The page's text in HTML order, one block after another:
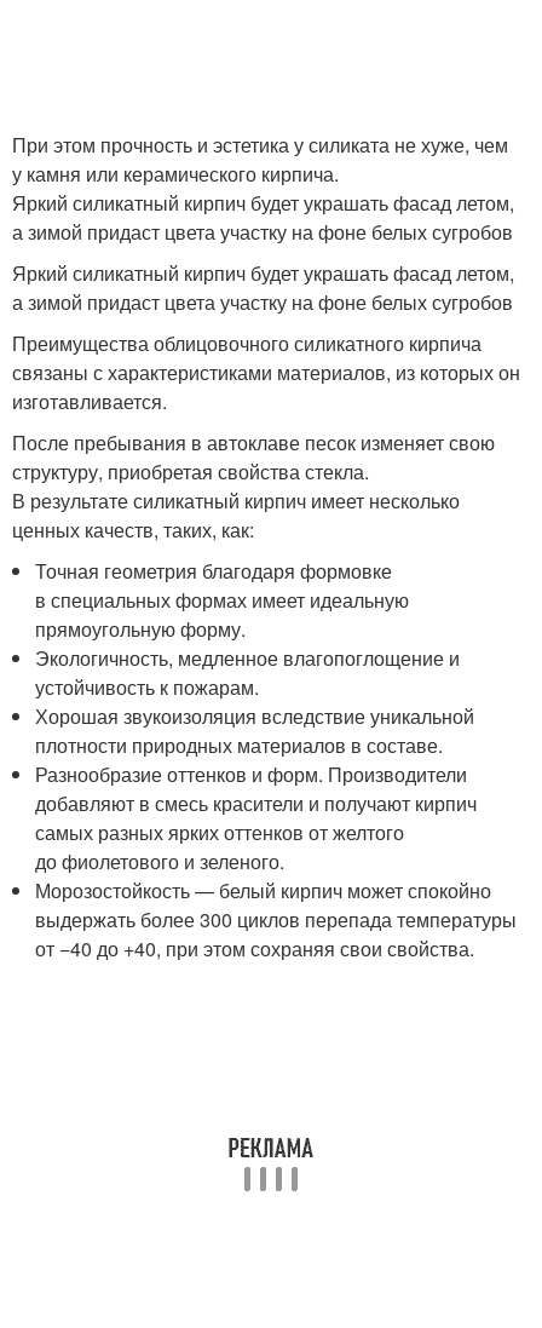
При этом прочность и эстетика у силиката не хуже, чем
у камня или керамического кирпича.
Яркий силикатный кирпич будет украшать фасад летом,
а зимой придаст цвета участку на фоне белых сугробов
Яркий силикатный кирпич будет украшать фасад летом,
а зимой придаст цвета участку на фоне белых сугробов
Преимущества облицовочного силикатного кирпича
связаны с характеристиками материалов, из которых он
изготавливается.
После пребывания в автоклаве песок изменяет свою
структуру, приобретая свойства стекла.
В результате силикатный кирпич имеет несколько
ценных качеств, таких, как:
Точная геометрия благодаря формовке
в специальных формах имеет идеальную
прямоугольную форму.
Экологичность, медленное влагопоглощение и
устойчивость к пожарам.
Хорошая звукоизоляция вследствие уникальной
плотности природных материалов в составе.
Разнообразие оттенков и форм. Производители
добавляют в смесь красители и получают кирпич
самых разных ярких оттенков от желтого
до фиолетового и зеленого.
Морозостойкость — белый кирпич может спокойно
выдержать более 300 циклов перепада температуры
от −40 до +40, при этом сохраняя свои свойства.